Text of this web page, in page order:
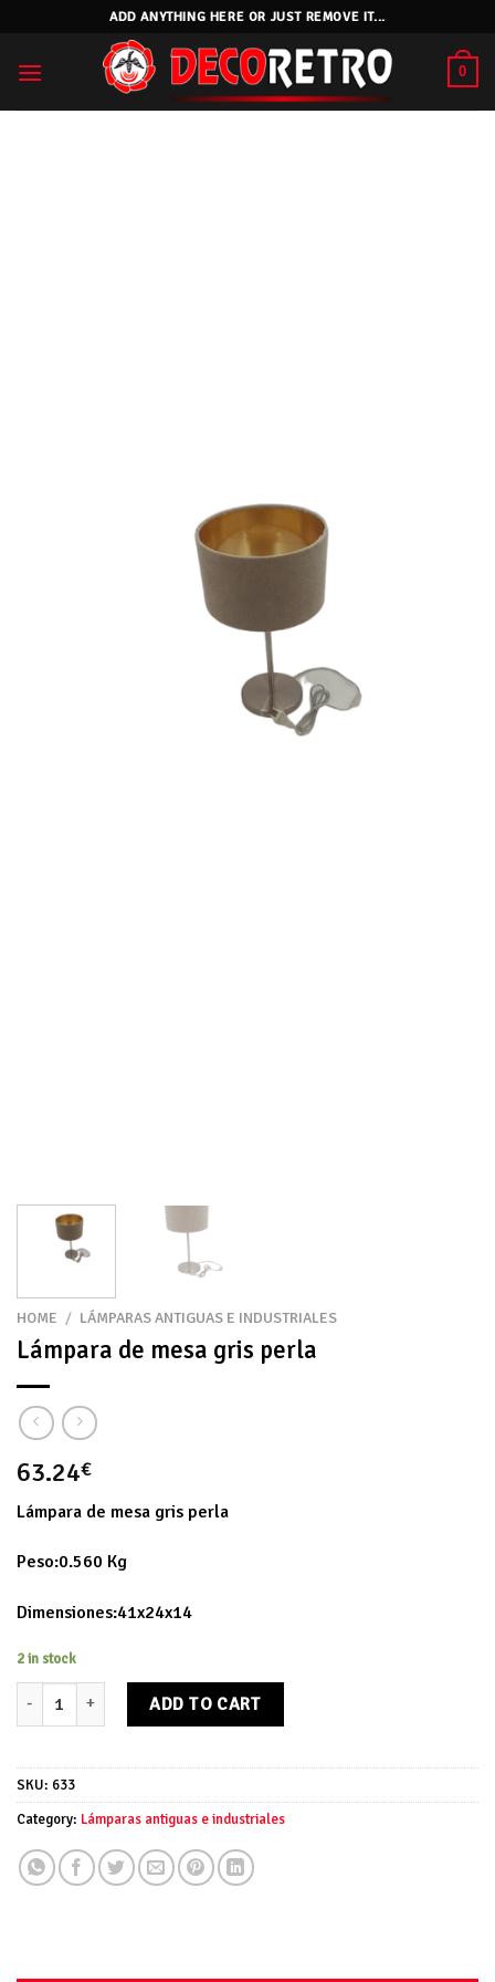
content
ADD ANYTHING HERE OR JUST REMOVE IT...
0
HOME / LÁMPARAS ANTIGUAS E INDUSTRIALES
Lámpara de mesa gris perla
63.24€
Lámpara de mesa gris perla
Peso:0.560 Kg
Dimensiones:41x24x14
2 in stock
Lámpara de mesa gris perla quantity
ADD TO CART
SKU: 633
Category: Lámparas antiguas e industriales